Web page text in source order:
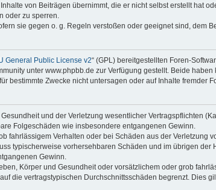
von Beiträgen übernimmt, die er nicht selbst erstellt hat
oder zu sperren.
sie gegen o. g. Regeln verstoßen oder geeignet sind, dem
General Public License v2“ (GPL) bereitgestellten Foren-
unter www.phpbb.de zur Verfügung gestellt. Beide
bestimmte Zwecke nicht untersagen oder auf Inhalte fremder
und der Verletzung wesentlicher Vertragspflichten
Folgeschäden wie insbesondere entgangenen Gewinn.
fahrlässigem Verhalten oder bei Schäden aus der Verletzung
typischerweise vorhersehbaren Schäden und im übrigen
Gewinn.
Körper und Gesundheit oder vorsätzlichem oder grob
die vertragstypischen Durchschnittsschäden begrenzt. Dies